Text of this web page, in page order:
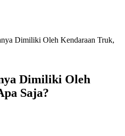
Dimiliki Oleh Kendaraan Truk,
Dimiliki Oleh
Saja?